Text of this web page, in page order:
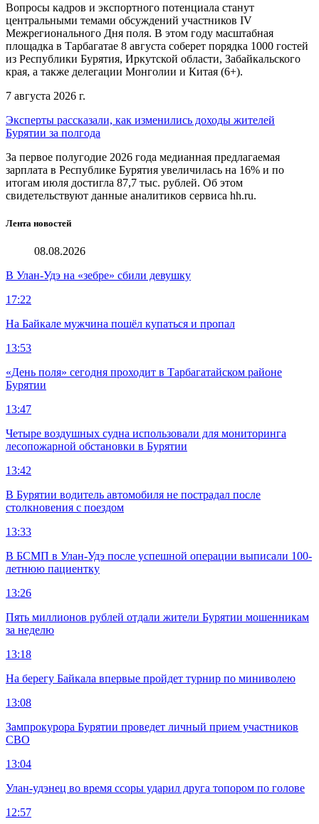
Вопросы кадров и экспортного потенциала станут
центральными темами обсуждений участников IV
Межрегионального Дня поля. В этом году масштабная
площадка в Тарбагатае 8 августа соберет порядка 1000 гостей
из Республики Бурятия, Иркутской области, Забайкальского
края, а также делегации Монголии и Китая (6+).
7 августа 2026 г.
Эксперты рассказали, как изменились доходы жителей
Бурятии за полгода
За первое полугодие 2026 года медианная предлагаемая
зарплата в Республике Бурятия увеличилась на 16% и по
итогам июля достигла 87,7 тыс. рублей. Об этом
свидетельствуют данные аналитиков сервиса hh.ru.
Лента новостей
08.08.2026
В Улан-Удэ на «зебре» сбили девушку
17:22
На Байкале мужчина пошёл купаться и пропал
13:53
«День поля» сегодня проходит в Тарбагатайском районе
Бурятии
13:47
Четыре воздушных судна использовали для мониторинга
лесопожарной обстановки в Бурятии
13:42
В Бурятии водитель автомобиля не пострадал после
столкновения с поездом
13:33
В БСМП в Улан-Удэ после успешной операции выписали 100-
летнюю пациентку
13:26
Пять миллионов рублей отдали жители Бурятии мошенникам
за неделю
13:18
На берегу Байкала впервые пройдет турнир по миниволею
13:08
Зампрокурора Бурятии проведет личный прием участников
СВО
13:04
Улан-удэнец во время ссоры ударил друга топором по голове
12:57